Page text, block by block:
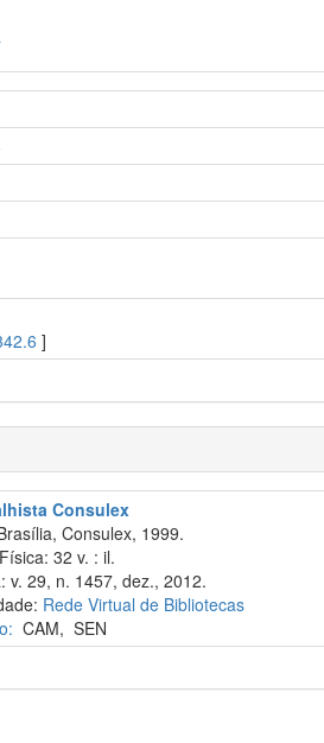
]
Consulex
Consulex, 1999.
32 v. : il.
v. 29, n. 1457, dez., 2012.
Rede Virtual de Bibliotecas
CAM,SEN